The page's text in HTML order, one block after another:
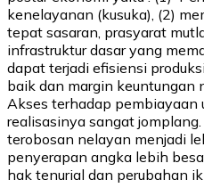
kenelayanan (kusuka), (2)
tepat sasaran, prasyarat
infrastruktur dasar yang
dapat terjadi efisiensi
baik dan margin keuntungan
Akses terhadap
realisasinya sangat
terobosan nelayan menjadi
penyerapan angka lebih
hak tenurial dan perubahan